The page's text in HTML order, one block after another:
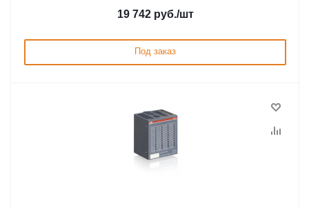
19 742руб./шт
Под заказ